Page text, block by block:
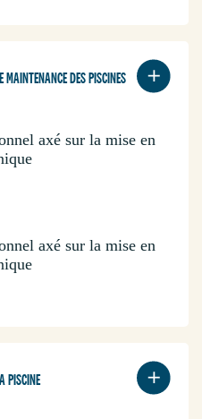
DES PISCINES
axé sur la mise en
axé sur la mise en
PISCINE